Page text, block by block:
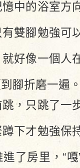
的浴室方
雙腳勉強可
好像一個人
腳折磨一遍
只跳了一
下才勉強保
了房里，“